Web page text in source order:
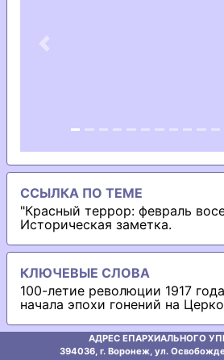
Previous
ССЫЛКА ПО ТЕМЕ
"Красный террор: февраль
Историческая заметка.
КЛЮЧЕВЫЕ СЛОВА
100-летие революции 1917
начала эпохи гонений на
АДРЕС ЕПАРХИАЛЬНОГО
394036, г. Воронеж, ул.